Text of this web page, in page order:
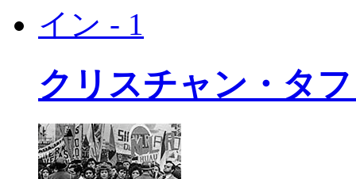
クリスチャン・タ